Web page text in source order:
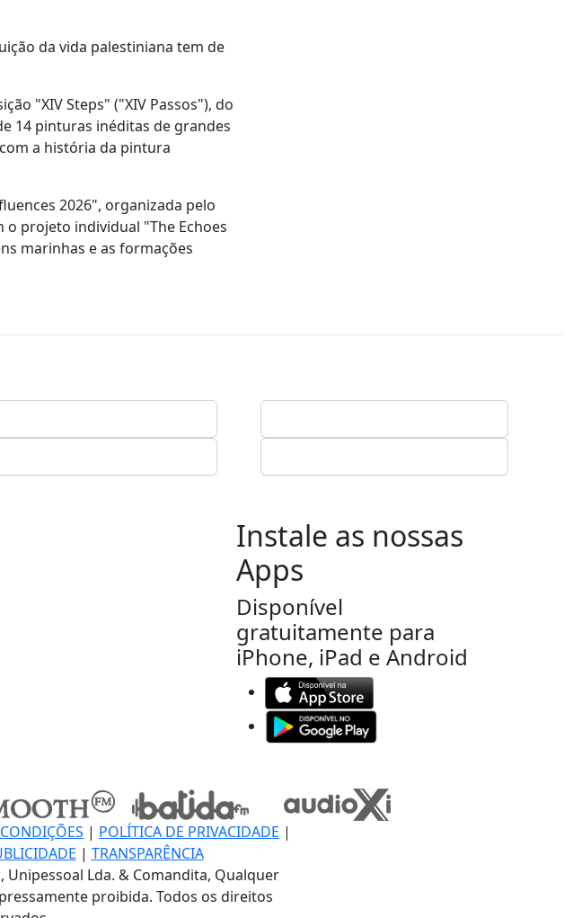
da vida palestiniana tem de
"XIV Steps" ("XIV Passos"), do
14 pinturas inéditas de grandes
a história da pintura
2026", organizada pelo
o projeto individual "The Echoes
marinhas e as formações
Instale as nossas
Apps
Disponível
gratuitamente para
iPhone, iPad e Android
| POLÍTICA DE PRIVACIDADE |
| TRANSPARÊNCIA
Lda. & Comandita, Qualquer
proibida. Todos os direitos